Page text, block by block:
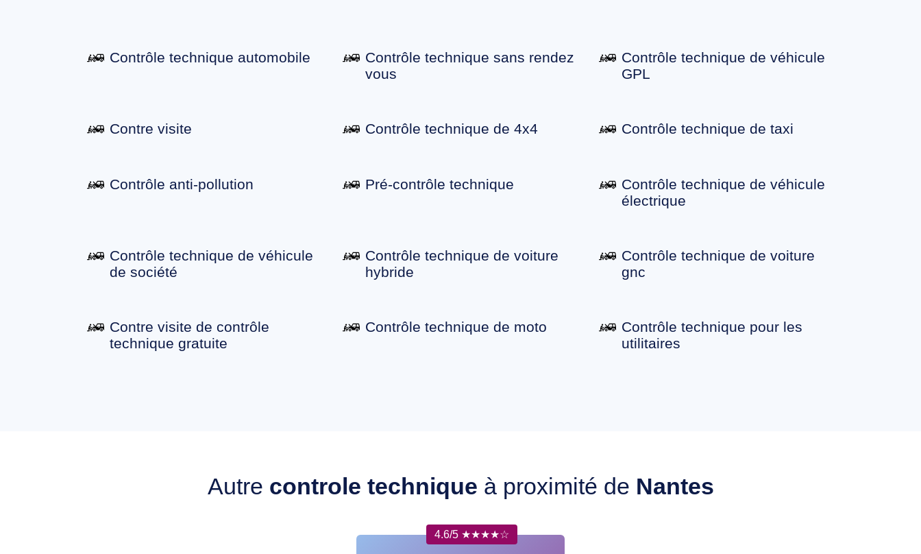
Contrôle technique automobile
Contrôle technique sans rendez
vous
Contrôle technique de véhicule
GPL
Contre visite Contrôle technique de 4x4 Contrôle technique de taxi
Contrôle anti-pollution Pré-contrôle technique
Contrôle technique de véhicule
électrique
Contrôle technique de véhicule
de société
Contrôle technique de voiture
hybride
Contrôle technique de voiture
gnc
Contre visite de contrôle
technique gratuite
Contrôle technique de moto
Contrôle technique pour les
utilitaires
Autre controle technique à proximité de Nantes
4.6/5 ★★★★☆